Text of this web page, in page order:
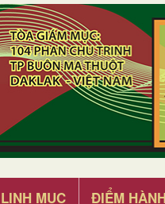
LINH MỤC ĐIỂM